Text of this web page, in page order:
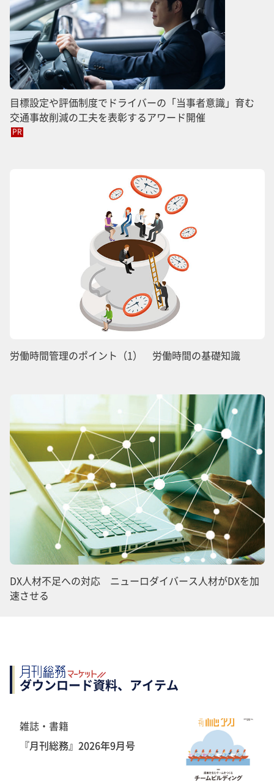
目標設定や評価制度でドライバーの「当事者意識」育む
交通事故削減の工夫を表彰するアワード開催
PR
労働時間管理のポイント（1） 労働時間の基礎知識
DX人材不足への対応 ニューロダイバース人材がDXを加
速させる
ダウンロード資料、アイテム
雑誌・書籍
『月刊総務』2026年9月号